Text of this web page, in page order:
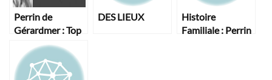
Perrin de
Gérardmer : Top
départ !
DES LIEUX
Histoire
Familiale : Perrin